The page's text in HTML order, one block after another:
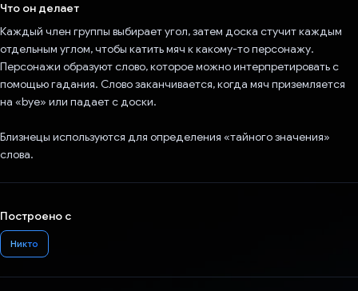
Что он делает
Каждый член группы выбирает угол, затем доска стучит каждым
отдельным углом, чтобы катить мяч к какому-то персонажу.
Персонажи образуют слово, которое можно интерпретировать с
помощью гадания. Слово заканчивается, когда мяч приземляется
на «bye» или падает с доски.
Близнецы используются для определения «тайного значения»
слова.
Построено с
Никто